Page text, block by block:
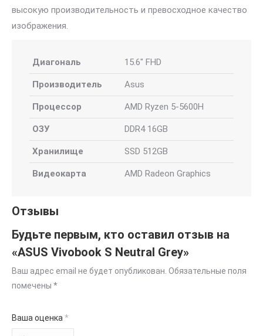
высокую производительность и превосходное качество
изображения.
Диагональ 15.6″ FHD
Производитель Asus
Процессор AMD Ryzen 5-5600H
ОЗУ DDR4 16GB
Хранилище SSD 512GB
Видеокарта AMD Radeon Graphics
Отзывы
Будьте первым, кто оставил отзыв на
«ASUS Vivobook S Neutral Grey»
Ваш адрес email не будет опубликован. Обязательные поля
помечены *
Ваша оценка *